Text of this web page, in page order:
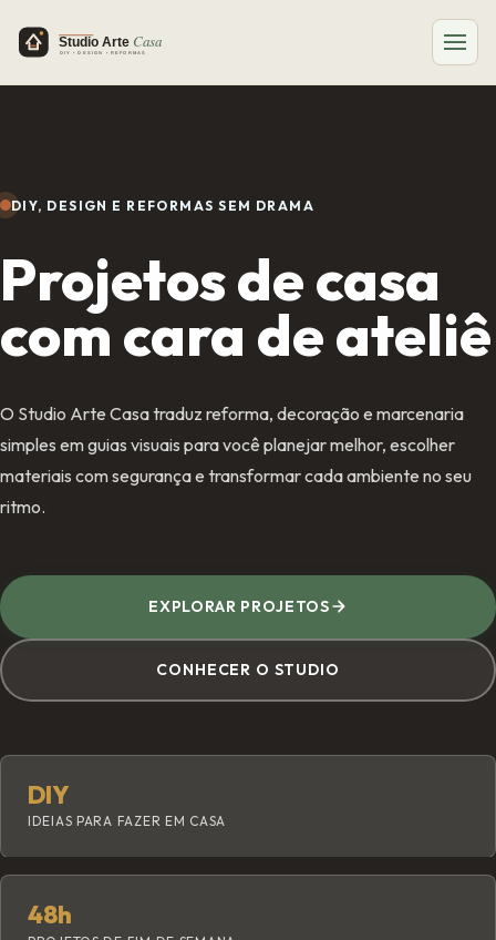
DIY, DESIGN E REFORMAS SEM DRAMA
Projetos de casa
com cara de ateliê
O Studio Arte Casa traduz reforma, decoração e marcenaria
simples em guias visuais para você planejar melhor, escolher
materiais com segurança e transformar cada ambiente no seu
ritmo.
EXPLORAR PROJETOS
CONHECER O STUDIO
DIY
IDEIAS PARA FAZER EM CASA
48h